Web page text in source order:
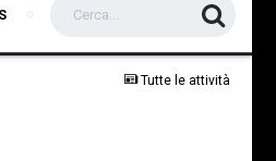
Tutte le attività